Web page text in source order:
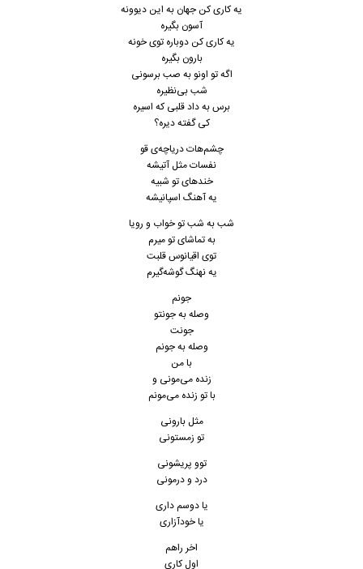
یه کاری کن جهان به این دیوونه
آسون بگیره
یه کاری کن دوباره توی خونه
بارون بگیره
اگه تو ‌اونو به صب برسونی
شب بی‌نظیره
برس به داد قلبی که اسیره
کی گفته دیره؟
چشم‌هات دریاچه‌ی قو
نفسات مثل آتیشه
خندهای تو شبیه
یه آهنگ اسپانیشه
شب به شب تو خواب و‌ رویا
به تماشای تو میرم
توی اقیانوس قلبت
یه نهنگ گوشه‌گیرم
جونم
وصله به جونتو
جونت
وصله به جونم
با من
زنده می‌مونی و
با تو زنده می‌مونم
مثل بارونی
تو زمستونی
توو پریشونی
درد و درمونی
یا دوسم داری
یا خودآزاری
اخر راهم
اول کاری